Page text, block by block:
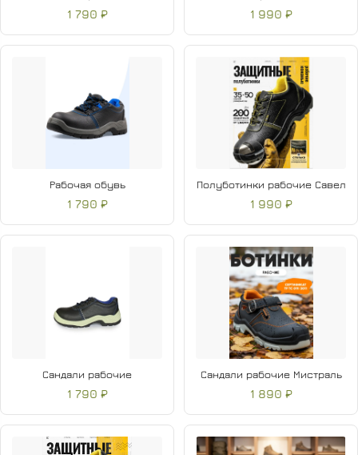
1 790 ₽ 1 990 ₽
Рабочая обувь
1 790 ₽
Полуботинки рабочие Савел
1 990 ₽
Сандали рабочие
1 790 ₽
Сандали рабочие Мистраль
1 890 ₽